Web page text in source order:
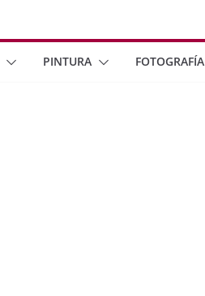
PINTURA FOTOGRAFÍA